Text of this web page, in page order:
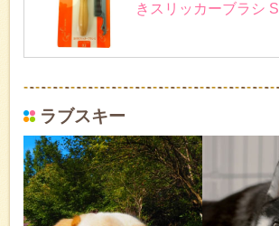
きスリッカーブラシ S
ラブスキー